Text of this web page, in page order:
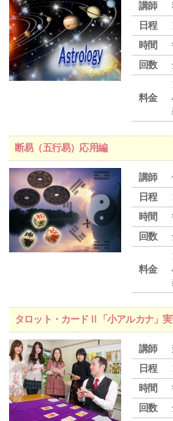
講師
日程
時間
回数
料金
断易（五行易）応用編
講師
日程
時間
回数
料金
タロット・カードⅡ「小アルカナ」
講師
日程
時間
回数